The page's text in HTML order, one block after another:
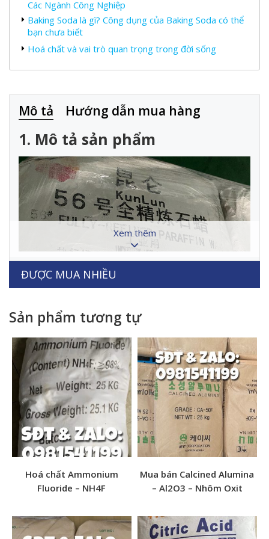
Các Ngành Công Nghiệp
Baking Soda là gì? Công dụng của Baking Soda có thể
bạn chưa biết
Hoá chất và vai trò quan trọng trong đời sống
Mô tả Hướng dẫn mua hàng
1. Mô tả sản phẩm
Tên sản phẩm: Sáp Paraffin 56-58
Quy cách: 50kg/bao
Xem thêm
ĐƯỢC MUA NHIỀU
Sản phẩm tương tự
Hoá chất Ammonium
Fluoride – NH4F
Mua bán Calcined Alumina
– Al2O3 – Nhôm Oxit